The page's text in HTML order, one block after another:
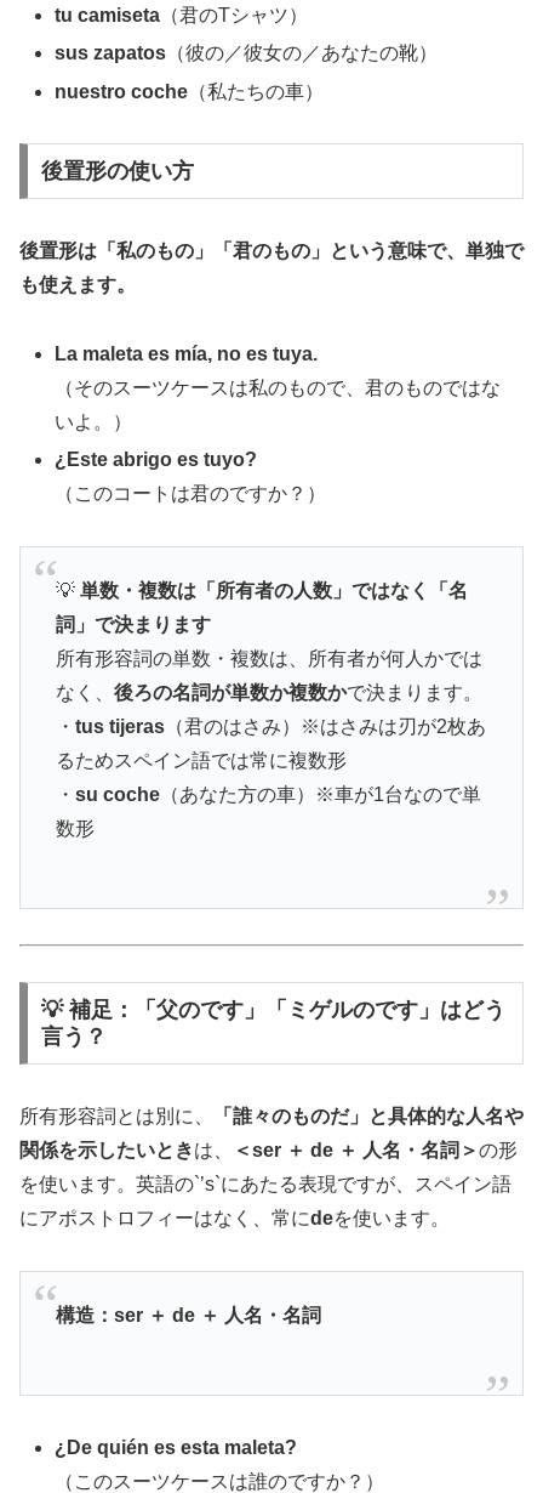
tu camiseta （君のTシャツ）
sus zapatos （彼の／彼女の／あなたの靴）
nuestro coche （私たちの車）
後置形の使い方
後置形は「私のもの」「君のもの」という意味で、単独で
も使えます。
La maleta es mía, no es tuya.
（そのスーツケースは私のもので、君のものではな
いよ。）
¿Este abrigo es tuyo?
（このコートは君のですか？）
💡 単数・複数は「所有者の人数」ではなく「名
詞」で決まります
所有形容詞の単数・複数は、所有者が何人かでは
なく、 後ろの名詞が単数か複数かで決まります。
・ tus tijeras（君のはさみ）※はさみは刃が2枚あ
るためスペイン語では常に複数形
・ su coche（あなた方の車）※車が1台なので単
数形
💡 補足：「父のです」「ミゲルのです」はどう
言う？
所有形容詞とは別に、
「誰々のものだ」と具体的な人名や
関係を示したいときは、 ＜ser ＋ de ＋ 人名・名詞＞の形
を使います。英語の`’s`にあたる表現ですが、スペイン語
にアポストロフィーはなく、常にdeを使います。
構造：ser ＋ de ＋ 人名・名詞
¿De quién es esta maleta?
（このスーツケースは誰のですか？）